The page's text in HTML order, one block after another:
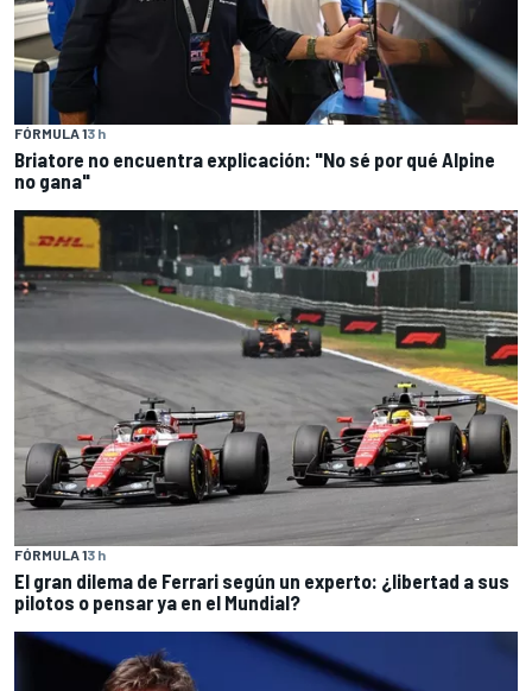
FÓRMULA 13 h
Briatore no encuentra explicación: "No sé por qué Alpine
no gana"
FÓRMULA 13 h
El gran dilema de Ferrari según un experto: ¿libertad a sus
pilotos o pensar ya en el Mundial?